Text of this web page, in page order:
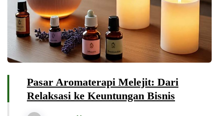
Pasar Aromaterapi Melejit: Dari
Relaksasi ke Keuntungan Bisnis